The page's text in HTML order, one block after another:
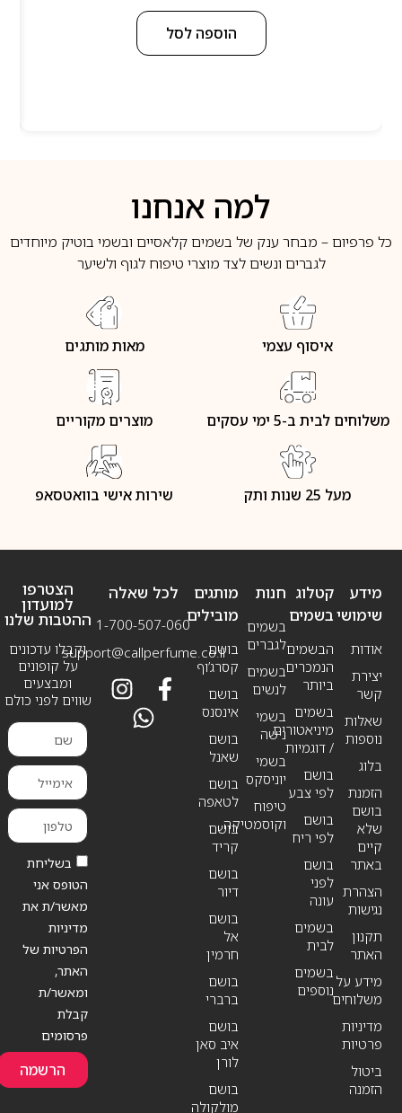
הוספה לסל
למה אנחנו
כל פרפיום – מבחר ענק של בשמים קלאסיים ובשמי בוטיק מיוחדים
לגברים ונשים לצד מוצרי טיפוח לגוף ולשיער
איסוף עצמי מאות מותגים
משלוחים לבית ב-5 ימי עסקים מוצרים מקוריים
מעל 25 שנות ותק שירות אישי בוואטסאפ
מידע
שימושי
אודות
יצירת
קשר
שאלות
נוספות
בלוג
הזמנת
בושם
שלא
קיים
באתר
הצהרת
נגישות
תקנון
האתר
מידע על
משלוחים
מדיניות
פרטיות
ביטול
הזמנה
חנות
בשמים
לגברים
בשמים
לנשים
בשמי
נישה
בשמי
יוניסקס
טיפוח
וקוסמטיקה
קטלוג
בשמים
הבשמים
הנמכרים
ביותר
בשמים
מיניאטורים
/ דוגמיות
בושם
לפי צבע
בושם
לפי ריח
בושם
לפני
עונה
בשמים
לבית
בשמים
נוספים
מותגים
מובילים
בושם
קסרג’וף
בושם
אינסנס
בושם
שאנל
בושם
לטאפה
בושם
קריד
בושם
דיור
בושם
אל
חרמין
בושם
ברברי
בושם
איב סאן
לורן
בושם
מולקולה
לכל שאלה
1-700-507-060
support@callperfume.co.il
הצטרפו
למועדון
ההטבות שלנו
וקבלו עדכונים
על קופונים
ומבצעים
שווים לפני כולם
בשליחת
הטופס אני
מאשר/ת את
מדיניות
הפרטיות של
האתר,
ומאשר/ת
קבלת
פרסומים
הרשמה